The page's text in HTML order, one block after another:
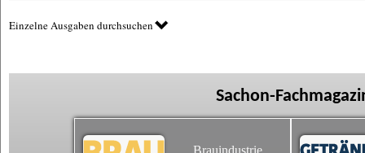
Einzelne Ausgaben durchsuchen
Sachon-
Brauindustrie